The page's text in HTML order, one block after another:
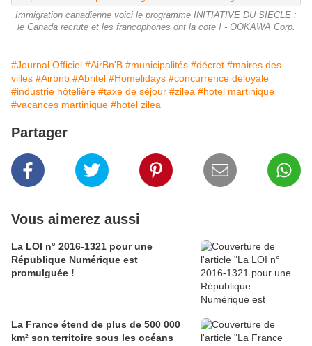
Immigration canadienne voici le programme INITIATIVE DU SIECLE :
le Canada recrute et les francophones ont la cote ! - OOKAWA Corp.
#Journal Officiel #AirBn'B #municipalités #décret #maires des
villes #Airbnb #Abritel #Homelidays #concurrence déloyale
#industrie hôtelière #taxe de séjour #zilea #hotel martinique
#vacances martinique #hotel zilea
Partager
Vous aimerez aussi
La LOI n° 2016-1321 pour une
République Numérique est
promulguée !
La France étend de plus de 500 000
km² son territoire sous les océans